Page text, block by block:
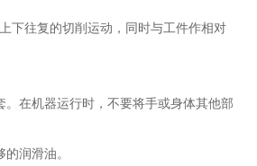
下往复的切削运动，同时与工件作相对
在机器运行时，不要将手或身体其他部
润滑油。